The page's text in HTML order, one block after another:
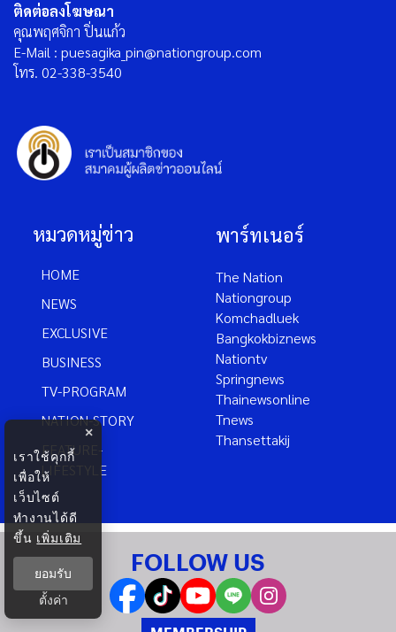
ติดต่อลงโฆษณา
คุณพฤศจิกา ปิ่นแก้ว
E-Mail : puesagika_pin@nationgroup.com
โทร. 02-338-3540
หมวดหมู่ข่าว
HOME
NEWS
EXCLUSIVE
BUSINESS
TV-PROGRAM
NATION-STORY
FEATURE-
LIFESTYLE
พาร์ทเนอร์
The Nation
Nationgroup
Komchadluek
Bangkokbiznews
Nationtv
Springnews
Thainewsonline
Tnews
Thansettakij
FOLLOW US
×
เราใช้คุกกี้
เพื่อให้
เว็บไซต์
ทำงานได้ดี
ขึ้น เพิ่มเติม
ยอมรับ
ตั้งค่า